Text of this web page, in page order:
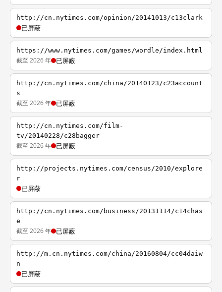
http://cn.nytimes.com/opinion/20141013/c13clark
已屏蔽
https://www.nytimes.com/games/wordle/index.html
截至 2026 年 已屏蔽
http://cn.nytimes.com/china/20140123/c23account
s
截至 2026 年 已屏蔽
http://cn.nytimes.com/film-
tv/20140228/c28bagger
截至 2026 年 已屏蔽
http://projects.nytimes.com/census/2010/explore
r
已屏蔽
http://cn.nytimes.com/business/20131114/c14chas
e
截至 2026 年 已屏蔽
http://m.cn.nytimes.com/china/20160804/cc04daiw
n
已屏蔽